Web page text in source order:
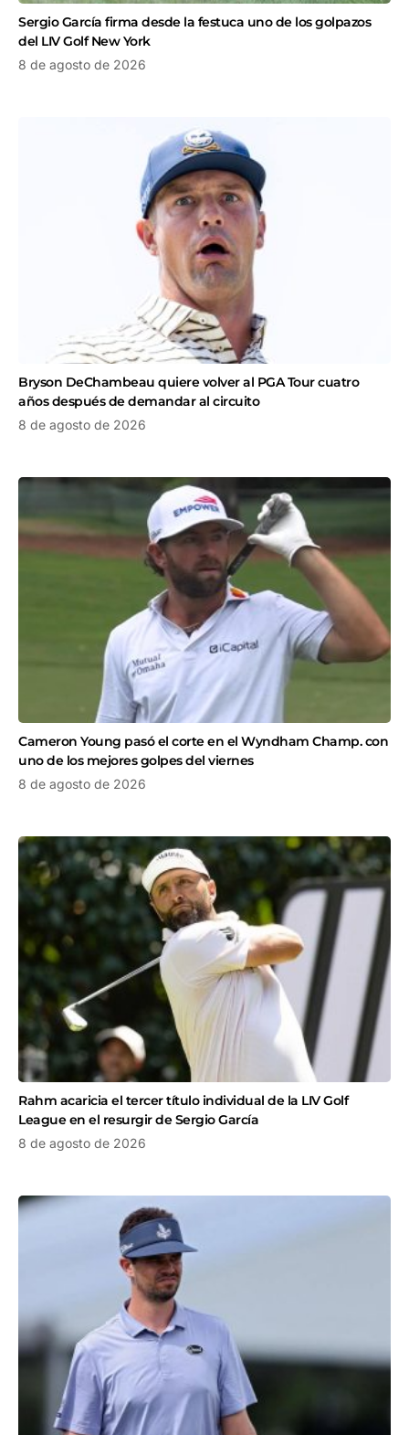
Sergio García firma desde la festuca uno de los golpazos
del LIV Golf New York
8 de agosto de 2026
Bryson DeChambeau quiere volver al PGA Tour cuatro
años después de demandar al circuito
8 de agosto de 2026
Cameron Young pasó el corte en el Wyndham Champ. con
uno de los mejores golpes del viernes
8 de agosto de 2026
Rahm acaricia el tercer título individual de la LIV Golf
League en el resurgir de Sergio García
8 de agosto de 2026